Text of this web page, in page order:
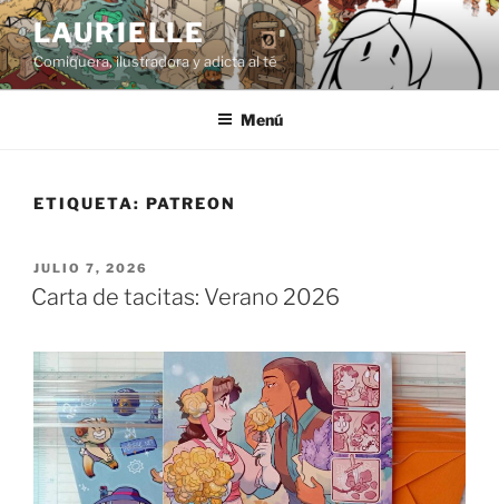
Saltar
al
contenido
LAURIELLE
Comiquera, ilustradora y adicta al té
Menú
ETIQUETA: PATREON
PUBLICADO
EL
JULIO 7, 2026
Carta de tacitas: Verano 2026